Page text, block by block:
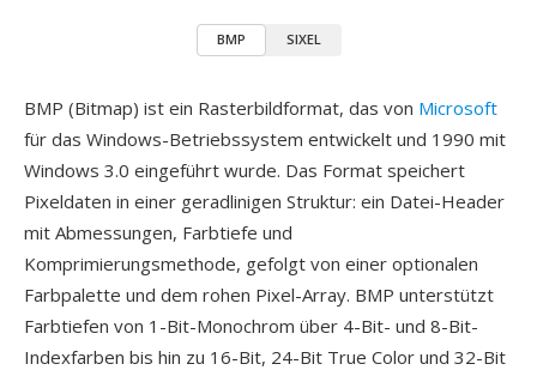
BMP SIXEL
BMP (Bitmap) ist ein Rasterbildformat, das von Microsoft
für das Windows-Betriebssystem entwickelt und 1990 mit
Windows 3.0 eingeführt wurde. Das Format speichert
Pixeldaten in einer geradlinigen Struktur: ein Datei-Header
mit Abmessungen, Farbtiefe und
Komprimierungsmethode, gefolgt von einer optionalen
Farbpalette und dem rohen Pixel-Array. BMP unterstützt
Farbtiefen von 1-Bit-Monochrom über 4-Bit- und 8-Bit-
Indexfarben bis hin zu 16-Bit, 24-Bit True Color und 32-Bit